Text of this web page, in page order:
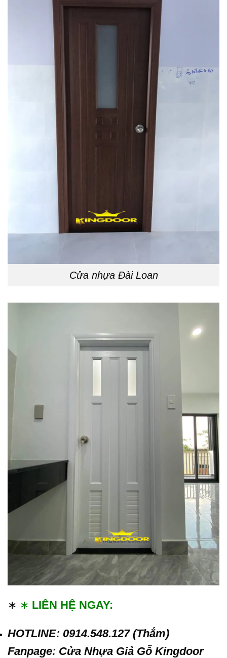
Cửa nhựa Đài Loan
∗ ∗ LIÊN HỆ NGAY:
HOTLINE: 0914.548.127 (Thắm)
Fanpage: Cửa Nhựa Giả Gỗ Kingdoor